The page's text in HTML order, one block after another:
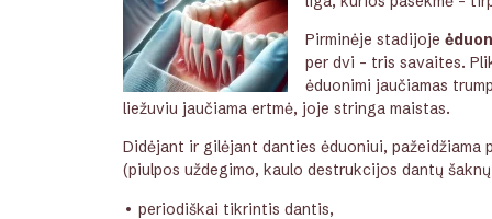
Pirminėje stadijoje
per dvi – tris savaites.
ėduonimi jaučiamas
liežuviu jaučiama ertmė, joje stringa maistas.
Didėjant ir gilėjant danties ėduoniui, pažeidžiama
(piulpos uždegimo, kaulo destrukcijos dantų
• periodiškai tikrintis dantis,